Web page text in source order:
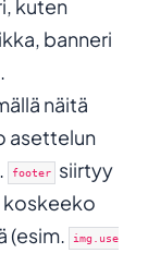
kuten
banneri
näitä
asettelun
footer siirtyy
koskeeko
(esim.
img.use